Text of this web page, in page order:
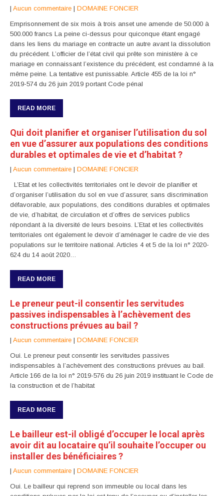
| Aucun commentaire | DOMAINE FONCIER
Emprisonnement de six mois à trois anset une amende de 50.000 à
500.000 francs La peine ci-dessus pour quiconque étant engagé
dans les liens du mariage en contracte un autre avant la dissolution
du précédent. L’officier de l’état civil qui prête son ministère à ce
mariage en connaissant l’existence du précédent, est condamné à la
même peine. La tentative est punissable. Article 455 de la loi n°
2019-574 du 26 juin 2019 portant Code pénal
READ MORE
Qui doit planifier et organiser l’utilisation du sol
en vue d’assurer aux populations des conditions
durables et optimales de vie et d’habitat ?
| Aucun commentaire | DOMAINE FONCIER
L’Etat et les collectivités territoriales ont le devoir de planifier et
d’organiser l’utilisation du sol en vue d’assurer, sans discrimination
défavorable, aux populations, des conditions durables et optimales
de vie, d’habitat, de circulation et d’offres de services publics
répondant à la diversité de leurs besoins. L’Etat et les collectivités
territoriales ont également le devoir d’aménager le cadre de vie des
populations sur le territoire national. Articles 4 et 5 de la loi n° 2020-
624 du 14 août 2020…
READ MORE
Le preneur peut-il consentir les servitudes
passives indispensables à l’achèvement des
constructions prévues au bail ?
| Aucun commentaire | DOMAINE FONCIER
Oui. Le preneur peut consentir les servitudes passives
indispensables à l’achèvement des constructions prévues au bail.
Article 166 de la loi n° 2019-576 du 26 juin 2019 instituant le Code de
la construction et de l’habitat
READ MORE
Le bailleur est-il obligé d’occuper le local après
avoir dit au locataire qu’il souhaite l’occuper ou
installer des bénéficiaires ?
| Aucun commentaire | DOMAINE FONCIER
Oui. Le bailleur qui reprend son immeuble ou local dans les